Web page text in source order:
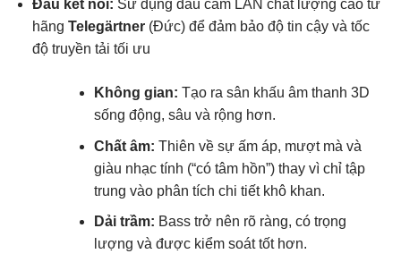
Đầu kết nối: Sử dụng đầu cắm LAN chất lượng cao từ
hãng Telegärtner(Đức) để đảm bảo độ tin cậy và tốc
độ truyền tải tối ưu
Không gian: Tạo ra sân khấu âm thanh 3D
sống động, sâu và rộng hơn.
Chất âm: Thiên về sự ấm áp, mượt mà và
giàu nhạc tính (“có tâm hồn”) thay vì chỉ tập
trung vào phân tích chi tiết khô khan.
Dải trầm: Bass trở nên rõ ràng, có trọng
lượng và được kiểm soát tốt hơn.